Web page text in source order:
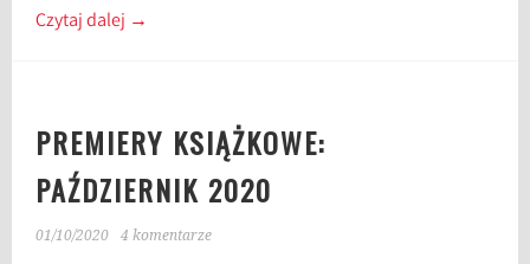
Czytaj dalej →
PREMIERY KSIĄŻKOWE:
PAŹDZIERNIK 2020
01/10/2020 4 komentarze